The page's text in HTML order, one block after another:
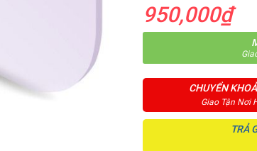
950,000₫
CHUYỂN
Giao Tận Nơi
TRẢ